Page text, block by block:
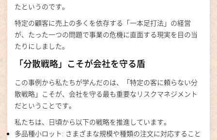
たというのです。
特定の顧客に売上の多くを依存する「一本足打法」の経営
が、たった一つの問題で事業の危機に直面する現実を目の当
たりにしました。
「分散戦略」こそが会社を守る盾
この事例から私たちが学んだのは、「特定の客に頼らない分
散戦略」こそが、会社を守る最も重要なリスクマネジメント
だということです。
私たちは、日頃から以下の戦略を推進しています。
多品種小ロット: さまざまな規模や種類の注文に対応すること